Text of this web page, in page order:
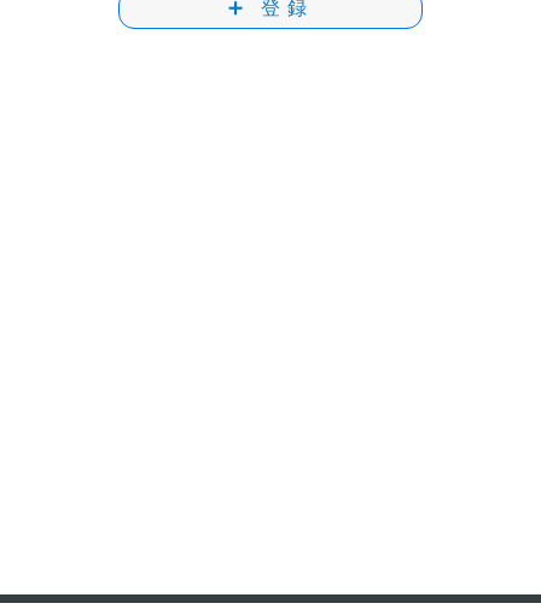
➕ 登録